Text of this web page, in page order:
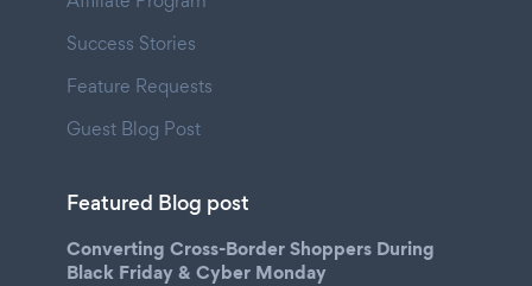
Success Stories
Feature Requests
Guest Blog Post
Featured Blog post
Converting Cross-Border Shoppers During
Black Friday & Cyber Monday